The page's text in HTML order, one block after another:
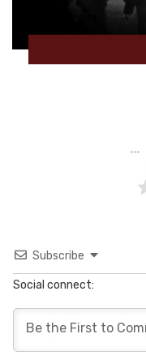
Subscribe
Social connect: